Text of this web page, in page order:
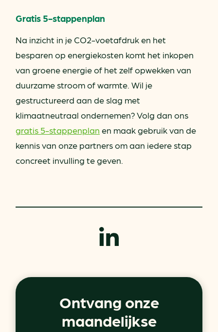
Gratis 5-stappenplan
Na inzicht in je CO2-voetafdruk en het
besparen op energiekosten komt het inkopen
van groene energie of het zelf opwekken van
duurzame stroom of warmte. Wil je
gestructureerd aan de slag met
klimaatneutraal ondernemen? Volg dan ons
gratis 5-stappenplan en maak gebruik van de
kennis van onze partners om aan iedere stap
concreet invulling te geven.
Ontvang onze
maandelijkse